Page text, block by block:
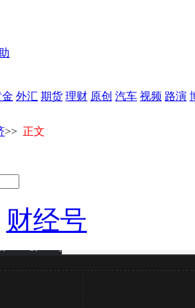
外汇 期货 理财 原创 汽车 视频 路演
>> 正文
财经号